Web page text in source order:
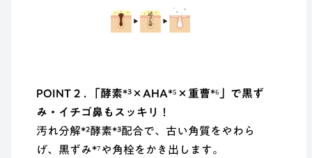
POINT 2 . 「酵素*³×AHA*⁵ ×重曹*⁶ 」で黒ず
み・イチゴ鼻もスッキリ！
汚れ分解*²酵素*³配合で、古い角質をやわら
げ、黒ずみ*⁷や角栓をかき出します。